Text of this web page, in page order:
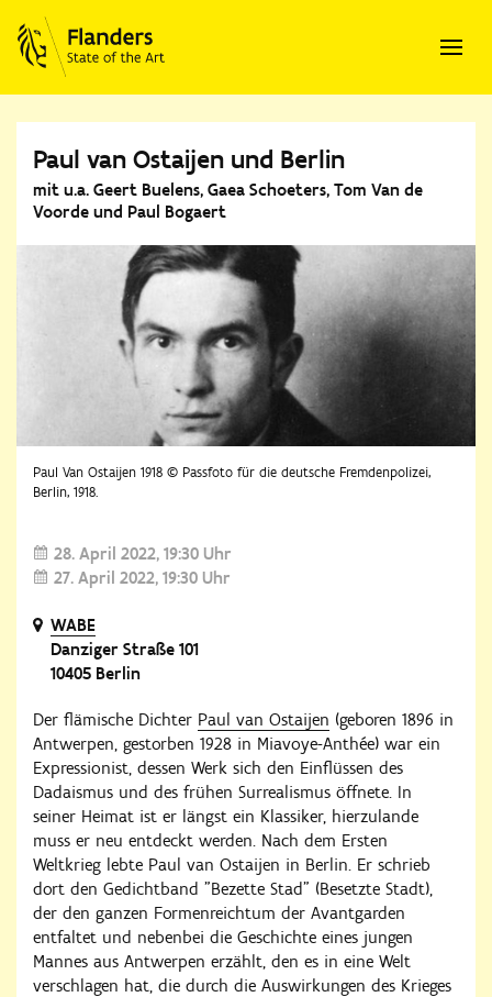
Paul van Ostaijen und Berlin
mit u.a. Geert Buelens, Gaea Schoeters, Tom Van de
Voorde und Paul Bogaert
Paul Van Ostaijen 1918 © Passfoto für die deutsche Fremdenpolizei,
Berlin, 1918.
28. April 2022 19:30 Uhr
27. April 2022 19:30 Uhr
WABE
Danziger Straße 101
10405 Berlin
Der flämische Dichter Paul van Ostaijen (geboren 1896 in
Antwerpen, gestorben 1928 in Miavoye-Anthée) war ein
Expressionist, dessen Werk sich den Einflüssen des
Dadaismus und des frühen Surrealismus öffnete. In
seiner Heimat ist er längst ein Klassiker, hierzulande
muss er neu entdeckt werden. Nach dem Ersten
Weltkrieg lebte Paul van Ostaijen in Berlin. Er schrieb
dort den Gedichtband "Bezette Stad" (Besetzte Stadt),
der den ganzen Formenreichtum der Avantgarden
entfaltet und nebenbei die Geschichte eines jungen
Mannes aus Antwerpen erzählt, den es in eine Welt
verschlagen hat, die durch die Auswirkungen des Krieges